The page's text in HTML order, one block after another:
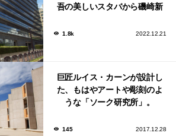
吾の美しいスタバから磯崎新
1.8k 2022.12.21
巨匠ルイス・カーンが設計し
た、もはやアートや彫刻のよ
うな「ソーク研究所」。
145 2017.12.28